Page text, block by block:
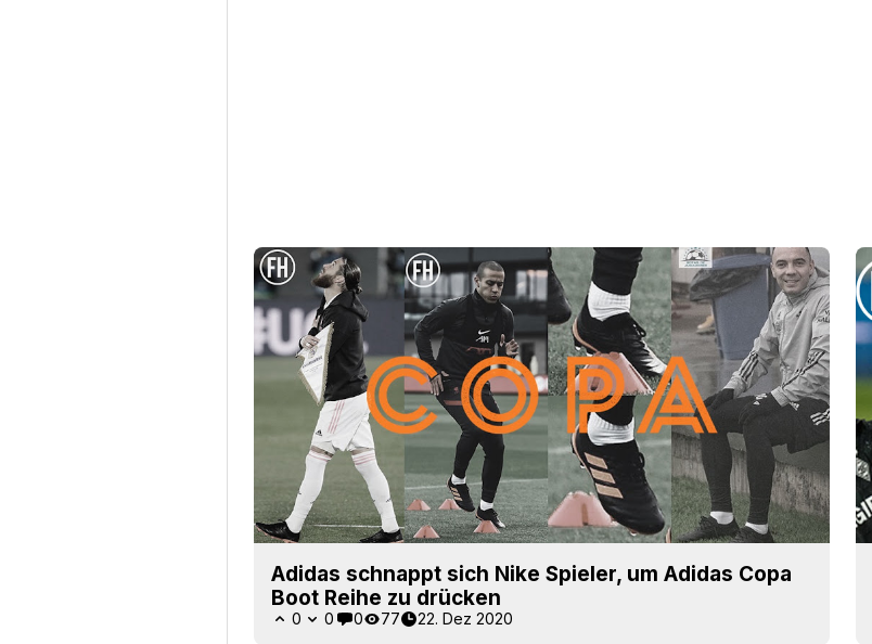
Adidas schnappt sich Nike Spieler, um Adidas Copa
Boot Reihe zu drücken
0 0 0 77 22. Dez 2020